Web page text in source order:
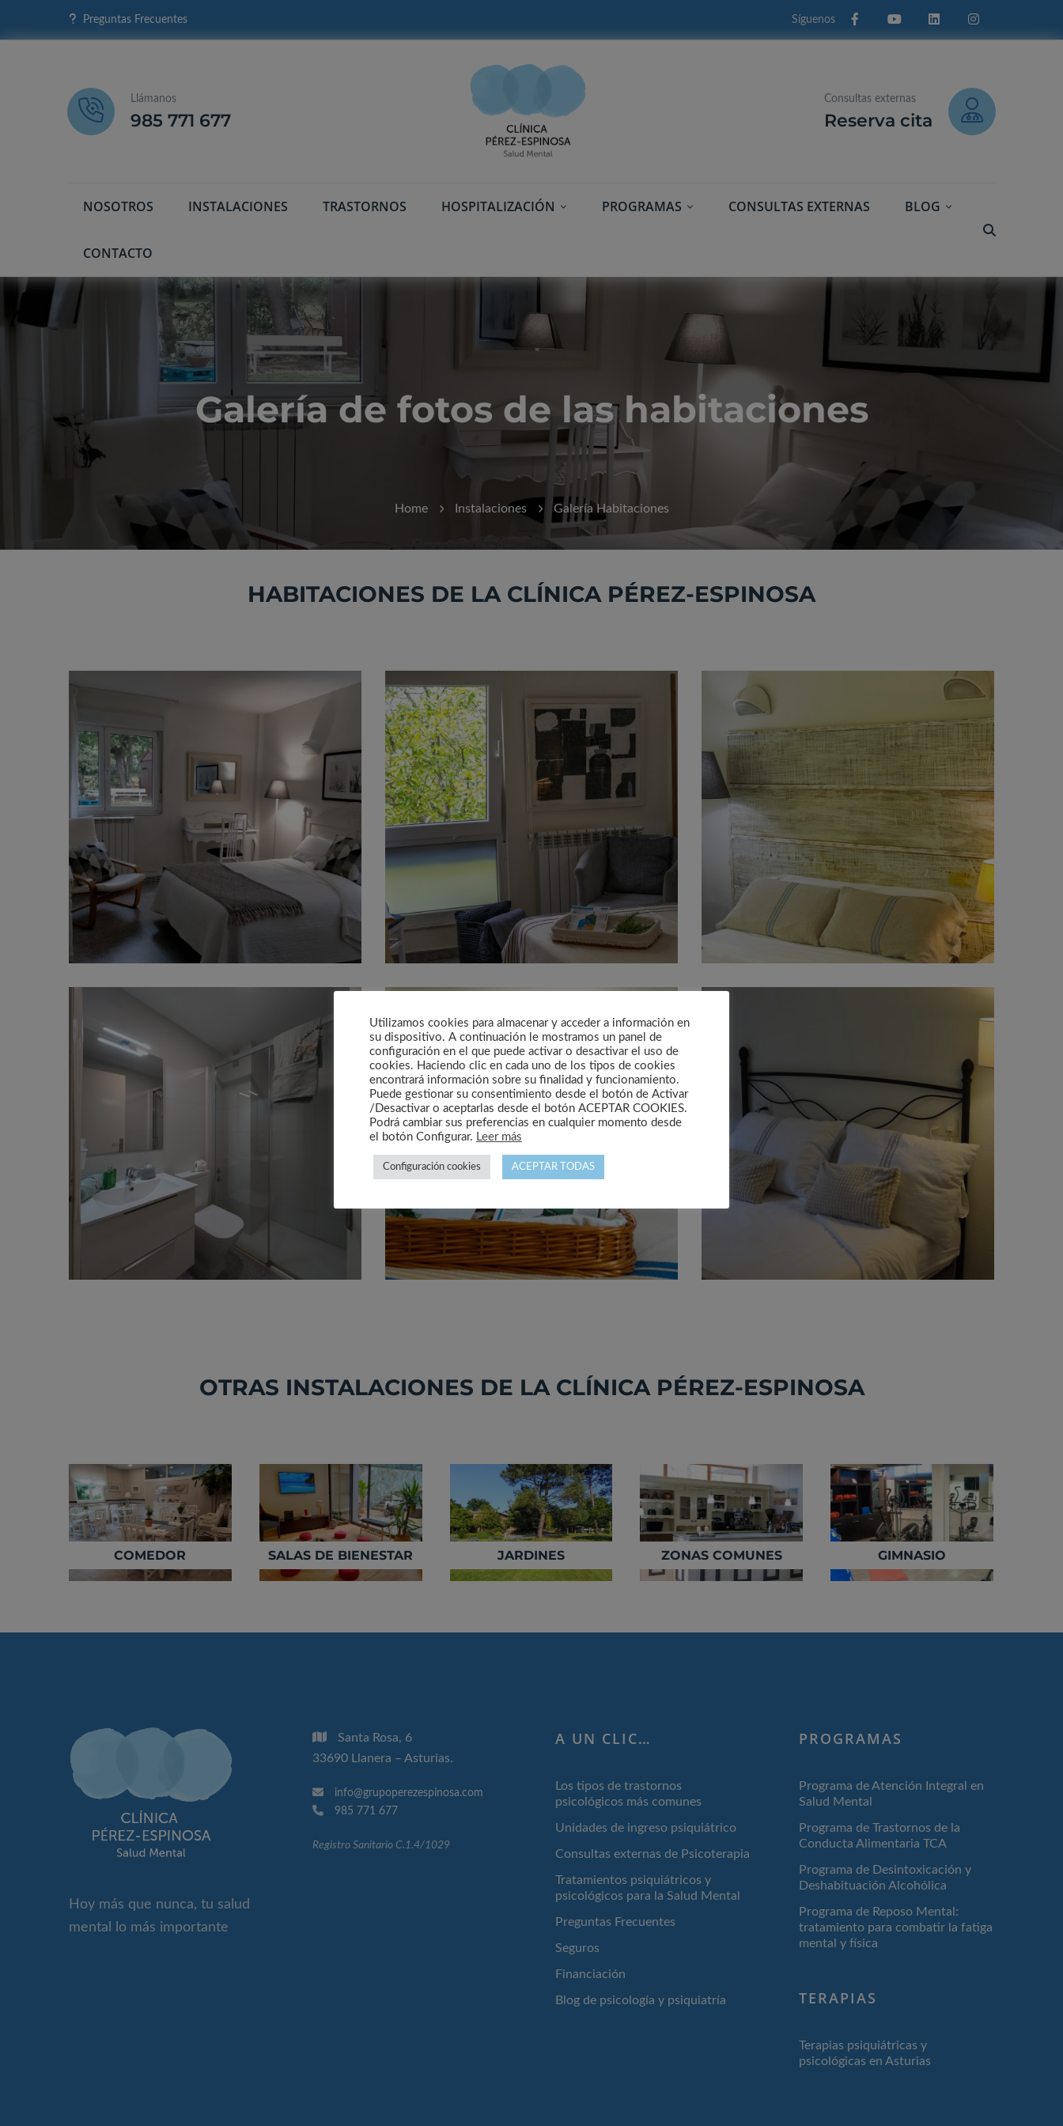
Preguntas Frecuentes FacebookYoutube LinkedinInstagram
Llámanos
985 771 677
Consultas externas
Reserva cita
NOSOTROS INSTALACIONES TRASTORNOS HOSPITALIZACIÓN PROGRAMAS CONSULTAS EXTERNAS BLOG
CONTACTO
Galería de fotos de las habitaciones
Home Instalaciones Galería Habitaciones
HABITACIONES DE LA CLÍNICA PÉREZ-ESPINOSA
OTRAS INSTALACIONES DE LA CLÍNICA PÉREZ-ESPINOSA
COMEDOR SALAS DE BIENESTAR JARDINES ZONAS COMUNES GIMNASIO
Hoy más que nunca, tu salud
mental lo más importante
Santa Rosa, 6
33690 Llanera – Asturias.
info@grupoperezespinosa.com
985 771 677
Registro Sanitario C.1.4/1029
A UN CLIC…
Los tipos de trastornos
psicológicos más comunes
Unidades de ingreso psiquiátrico
Consultas externas de Psicoterapia
Tratamientos psiquiátricos y
psicológicos para la Salud Mental
Preguntas Frecuentes
Seguros
Financiación
Blog de psicología y psiquiatría
PROGRAMAS
Programa de Atención Integral en
Salud Mental
Programa de Trastornos de la
Conducta Alimentaria TCA
Programa de Desintoxicación y
Deshabituación Alcohólica
Programa de Reposo Mental:
tratamiento para combatir la fatiga
mental y física
TERAPIAS
Terapias psiquiátricas y
psicológicas en Asturias
Utilizamos cookies para almacenar y acceder a información en
su dispositivo. A continuación le mostramos un panel de
configuración en el que puede activar o desactivar el uso de
cookies. Haciendo clic en cada uno de los tipos de cookies
encontrará información sobre su finalidad y funcionamiento.
Puede gestionar su consentimiento desde el botón de Activar
/Desactivar o aceptarlas desde el botón ACEPTAR COOKIES.
Podrá cambiar sus preferencias en cualquier momento desde
el botón Configurar. Leer más
Configuración cookies ACEPTAR TODAS